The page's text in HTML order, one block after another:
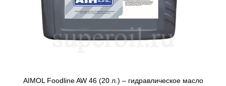
AIMOL Foodline AW 46 (20 л.) – гидравлическое масло